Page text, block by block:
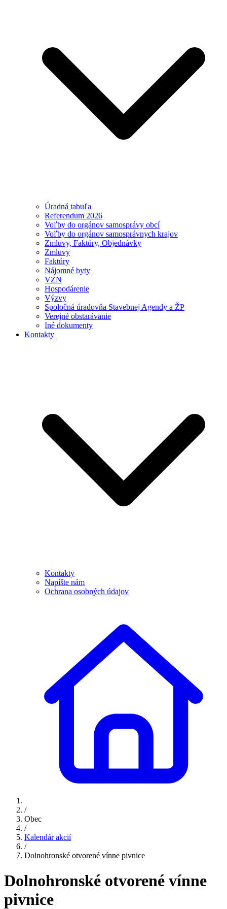
Úradná tabuľa
Referendum 2026
Voľby do orgánov samosprávy obcí
Voľby do orgánov samosprávnych krajov
Zmluvy, Faktúry, Objednávky
Zmluvy
Faktúry
Nájomné byty
VZN
Hospodárenie
Výzvy
Spoločná úradovňa Stavebnej Agendy a ŽP
Verejné obstarávanie
Iné dokumenty
Kontakty
Kontakty
Napíšte nám
Ochrana osobných údajov
/
Obec
/
Kalendár akcií
/
Dolnohronské otvorené vínne pivnice
Dolnohronské otvorené vínne
pivnice